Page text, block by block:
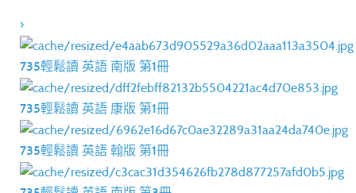
›
735輕鬆讀 英語 南版 第1冊
735輕鬆讀 英語 康版 第1冊
735輕鬆讀 英語 翰版 第1冊